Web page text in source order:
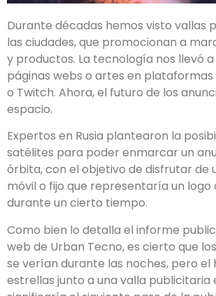
Durante décadas hemos visto vallas
las ciudades, que promocionan a
y productos. La tecnología nos llevó
páginas webs o artes en plataformas
o Twitch. Ahora, el futuro de los
espacio.
Expertos en Rusia plantearon la
satélites para poder enmarcar un
órbita, con el objetivo de disfrutar de
móvil o fijo que representaría un logo
durante un cierto tiempo.
Como bien lo detalla el informe
web de Urban Tecno, es cierto que
se verían durante las noches, pero el
estrellas junto a una valla publicitaria